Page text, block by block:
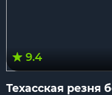
9.4
Техасская резня